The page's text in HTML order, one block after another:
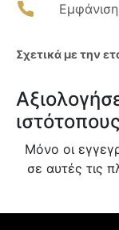
Σχετικά με την
ιστότοπους
Μόνο οι
σε αυτές τις